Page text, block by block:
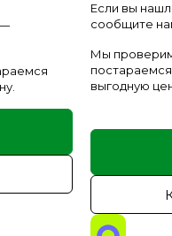
—
Если вы
сообщите
Мы
выгодную